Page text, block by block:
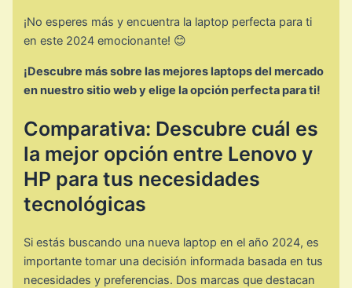
¡No esperes más y encuentra la laptop perfecta para ti
en este 2024 emocionante! 😊
¡Descubre más sobre las mejores laptops del mercado
en nuestro sitio web y elige la opción perfecta para ti!
Comparativa: Descubre cuál es
la mejor opción entre Lenovo y
HP para tus necesidades
tecnológicas
Si estás buscando una nueva laptop en el año 2024, es
importante tomar una decisión informada basada en tus
necesidades y preferencias. Dos marcas que destacan